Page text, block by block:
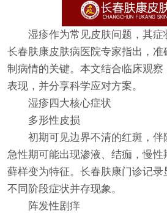
湿疹作为常见皮肤问题，其症
长春肤康皮肤病医院专家指出，准
制病情的关键。本文结合临床观察
表现，并分享科学应对方案。
湿疹四大核心症状
多形性皮损
初期可见边界不清的红斑，伴
急性期可能出现渗液、结痂，慢
藓样变为特征。长春肤康门诊记录
不同阶段症状并存现象。
阵发性剧痒